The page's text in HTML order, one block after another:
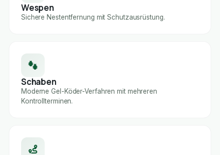
Wespen
Sichere Nestentfernung mit Schutzausrüstung.
Schaben
Moderne Gel-Köder-Verfahren mit mehreren
Kontrollterminen.